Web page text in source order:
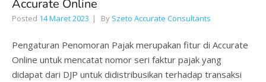
Accurate Online
Posted 14 Maret 2023 By Szeto Accurate Consultants
Pengaturan Penomoran Pajak merupakan fitur di Accurate
Online untuk mencatat nomor seri faktur pajak yang
didapat dari DJP untuk didistribusikan terhadap transaksi